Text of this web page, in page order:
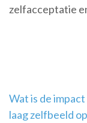
zelfacceptatie
Wat is de
laag zelfbeeld